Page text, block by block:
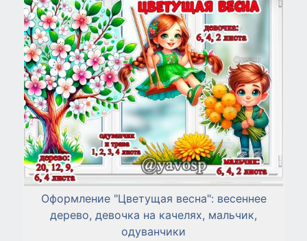
Оформление "Цветущая весна": весеннее
дерево, девочка на качелях, мальчик,
одуванчики